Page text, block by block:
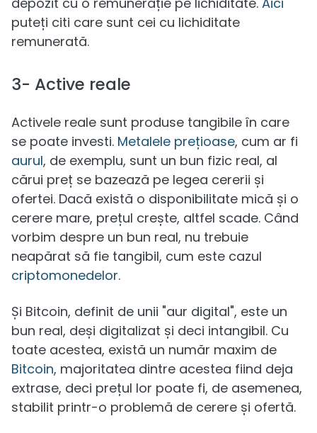
puteți citi care sunt cei cu lichiditate
remunerată.
3- Active reale
Activele reale sunt produse tangibile în care
se poate investi. Metalele prețioase, cum ar fi
aurul, de exemplu, sunt un bun fizic real, al
cărui preț se bazează pe legea cererii și
ofertei. Dacă există o disponibilitate mică și o
cerere mare, prețul crește, altfel scade. Când
vorbim despre un bun real, nu trebuie
neapărat să fie tangibil, cum este cazul
criptomonedelor.
Și Bitcoin, definit de unii "aur digital", este un
bun real, deși digitalizat și deci intangibil. Cu
toate acestea, există un număr maxim de
Bitcoin, majoritatea dintre acestea fiind deja
extrase, deci prețul lor poate fi, de asemenea,
stabilit printr-o problemă de cerere și ofertă.